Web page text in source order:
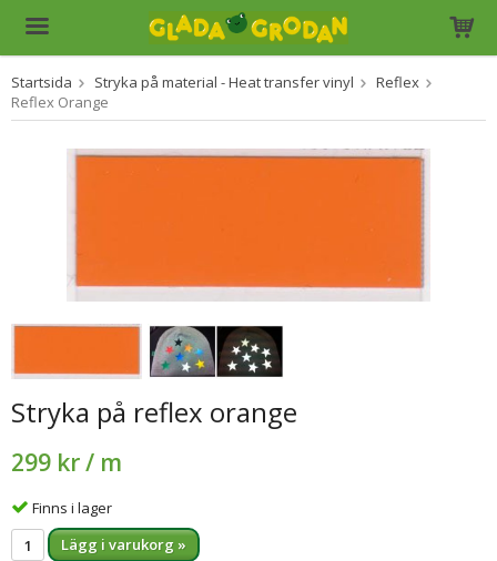
Startsida Stryka på material - Heat transfer vinyl
Reflex
Reflex Orange
Stryka på reflex orange
299 kr/ m
Finns i lager
Lägg i varukorg »